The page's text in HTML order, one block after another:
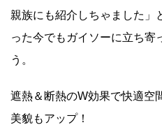
親族にも紹介しちゃました」
った今でもガイソーに立ち寄
う。
遮熱＆断熱のW効果で快適空
美貌もアップ！